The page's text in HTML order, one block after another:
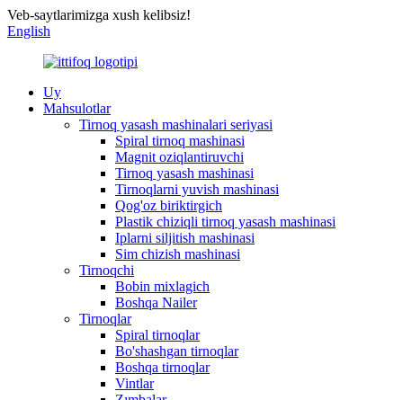
Veb-saytlarimizga xush kelibsiz!
English
Uy
Mahsulotlar
Tirnoq yasash mashinalari seriyasi
Spiral tirnoq mashinasi
Magnit oziqlantiruvchi
Tirnoq yasash mashinasi
Tirnoqlarni yuvish mashinasi
Qog'oz biriktirgich
Plastik chiziqli tirnoq yasash mashinasi
Iplarni siljitish mashinasi
Sim chizish mashinasi
Tirnoqchi
Bobin mixlagich
Boshqa Nailer
Tirnoqlar
Spiral tirnoqlar
Bo'shashgan tirnoqlar
Boshqa tirnoqlar
Vintlar